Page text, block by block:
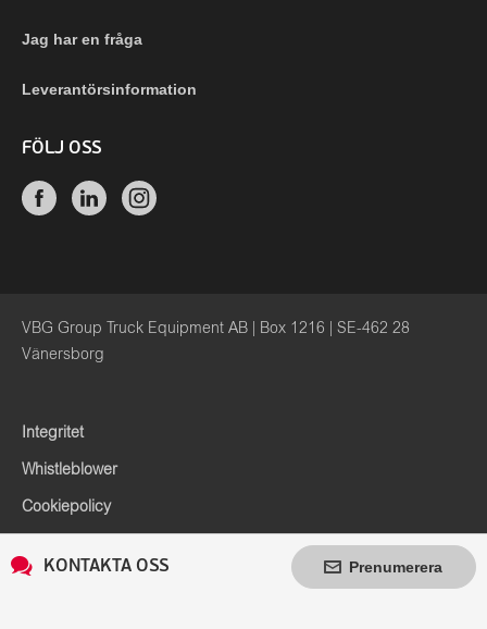
Jag har en fråga
Leverantörsinformation
FÖLJ OSS
VBG Group Truck Equipment AB | Box 1216 | SE-462 28
Vänersborg
Integritet
Whistleblower
Cookiepolicy
KONTAKTA OSS Prenumerera